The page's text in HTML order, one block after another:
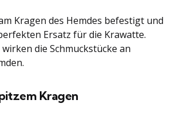
Kragen des Hemdes befestigt und
Ersatz für die Krawatte.
die Schmuckstücke an
Kragen